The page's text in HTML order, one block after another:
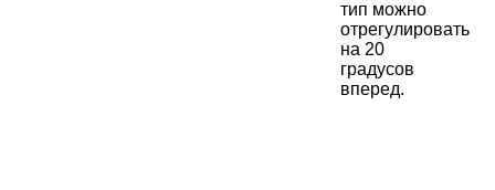
тип можно
отрегулировать
на 20
градусов
вперед.